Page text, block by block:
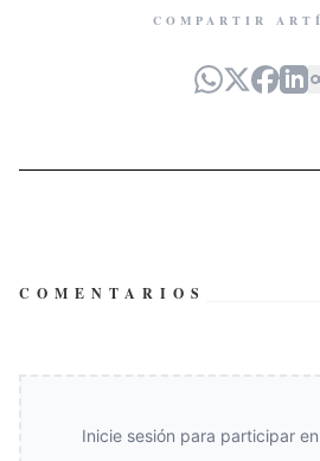
COMPARTIR
COMENTARIOS
Inicie sesión para participar